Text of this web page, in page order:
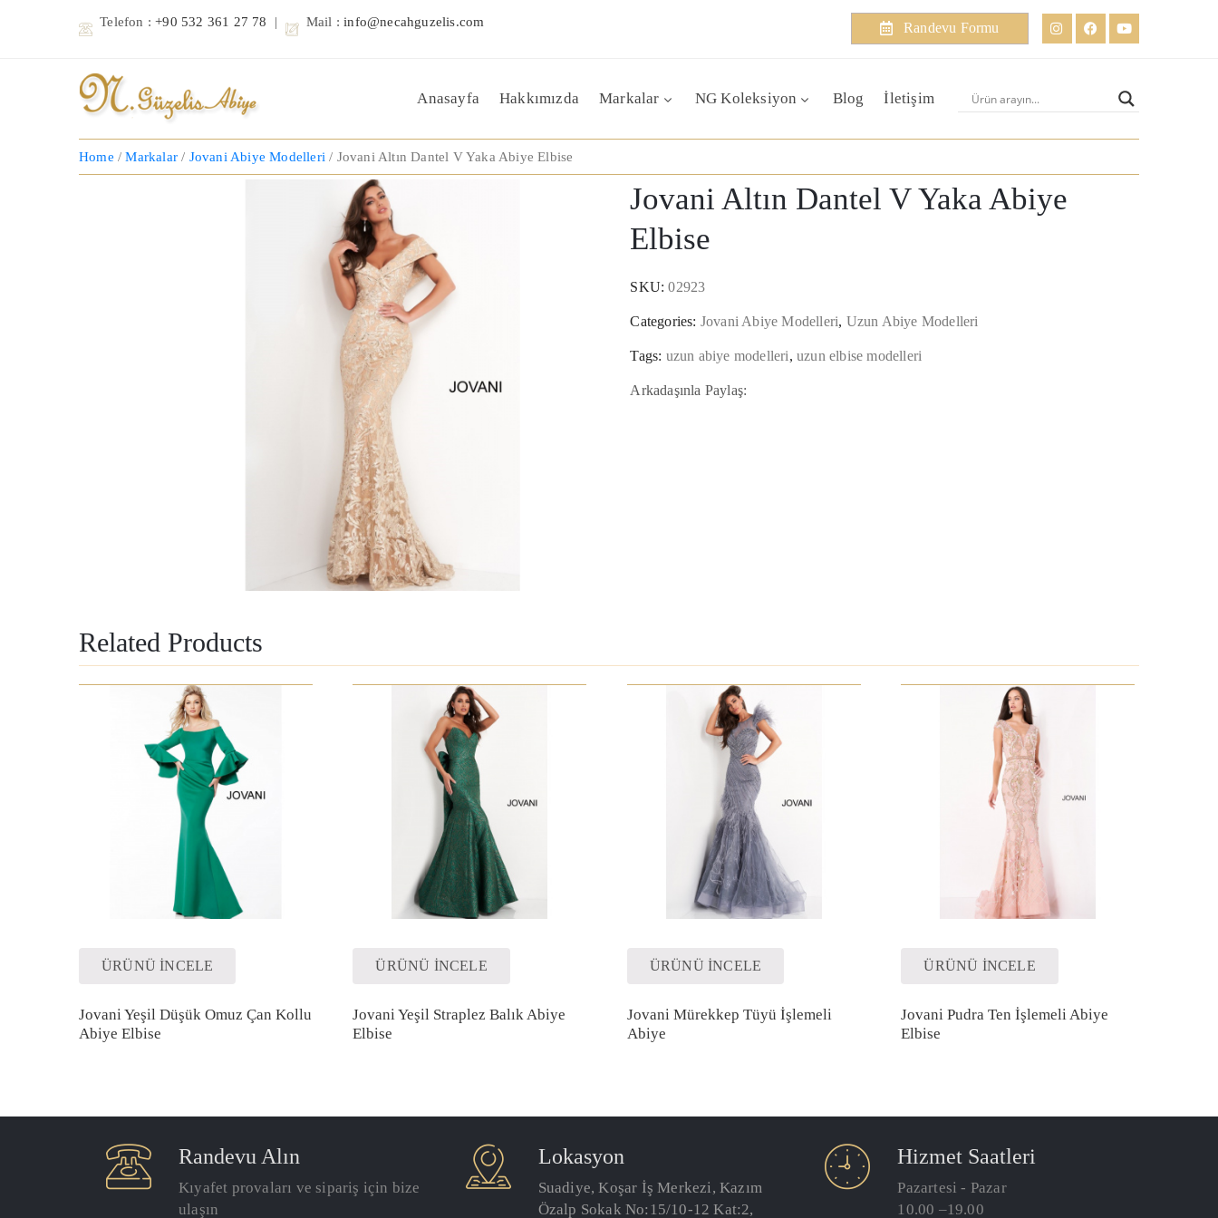
Telefon :+90 532 361 27 78 | Mail :info@necahguzelis.com Randevu Formu
Anasayfa Hakkımızda Markalar NG Koleksiyon Blog İletişim
Home /Markalar / Jovani Abiye Modelleri / Jovani Altın Dantel V Yaka Abiye Elbise
Jovani Altın Dantel V Yaka Abiye
Elbise
SKU:02923
Categories: Jovani Abiye Modelleri, Uzun Abiye Modelleri
Tags: uzun abiye modelleri,uzun elbise modelleri
Arkadaşınla Paylaş:
Related Products
ÜRÜNÜ İNCELE
Jovani Yeşil Düşük Omuz Çan Kollu
Abiye Elbise
ÜRÜNÜ İNCELE
Jovani Yeşil Straplez Balık Abiye
Elbise
ÜRÜNÜ İNCELE
Jovani Mürekkep Tüyü İşlemeli
Abiye
ÜRÜNÜ İNCELE
Jovani Pudra Ten İşlemeli Abiye
Elbise
Randevu Alın
Kıyafet provaları ve sipariş için bize
ulaşın
Lokasyon
Suadiye, Koşar İş Merkezi, Kazım
Özalp Sokak No:15/10-12 Kat:2,
Hizmet Saatleri
Pazartesi - Pazar
10.00 –19.00